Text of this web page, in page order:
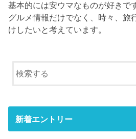
基本的には安ウマなものが好きで
グルメ情報だけでなく、時々、旅
けしたいと考えています。
新着エントリー